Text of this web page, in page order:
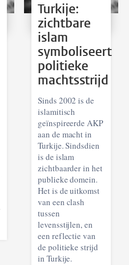
Turkije:
zichtbare
islam
symboliseert
politieke
machtsstrijd
Sinds 2002 is de
islamitisch
geïnspireerde AKP
aan de macht in
Turkije. Sindsdien
is de islam
zichtbaarder in het
publieke domein.
Het is de uitkomst
van een clash
tussen
levensstijlen, en
een reflectie van
de politieke strijd
in Turkije.